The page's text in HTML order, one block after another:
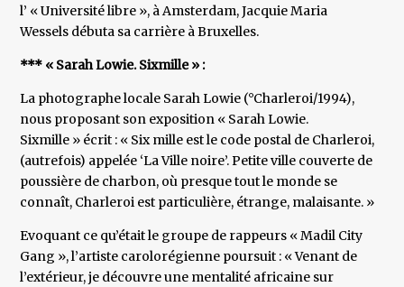
l’ « Université libre », à Amsterdam, Jacquie Maria
Wessels débuta sa carrière à Bruxelles.
*** « Sarah Lowie. Sixmille » :
La photographe locale Sarah Lowie (°Charleroi/1994),
nous proposant son exposition « Sarah Lowie.
Sixmille » écrit : « Six mille est le code postal de Charleroi,
(autrefois) appelée ‘La Ville noire’. Petite ville couverte de
poussière de charbon, où presque tout le monde se
connaît, Charleroi est particulière, étrange, malaisante. »
Evoquant ce qu’était le groupe de rappeurs « Madil City
Gang », l’artiste carolorégienne poursuit : « Venant de
l’extérieur, je découvre une mentalité africaine sur